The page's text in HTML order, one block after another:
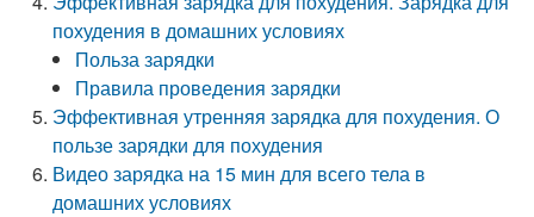
похудения в домашних условиях
Польза зарядки
Правила проведения зарядки
Эффективная утренняя зарядка для похудения. О
пользе зарядки для похудения
Видео зарядка на 15 мин для всего тела в
домашних условиях